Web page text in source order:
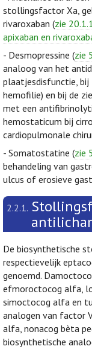
stollingsfactor Xa,
rivaroxaban (zie
apixaban en
- Desmopressine (zie
analoog van het
plaatjesdisfunctie, bij
hemofilie) en bij de
met een
hemostaticum bij
cardiopulmonale
- Somatostatine (zie
behandeling van
ulcus of erosieve
2.2.1.
De biosynthetische
respectievelijk
genoemd.
efmoroctocog alfa,
simoctocog alfa en
analogen van factor
alfa, nonacog bèta
biosynthetische